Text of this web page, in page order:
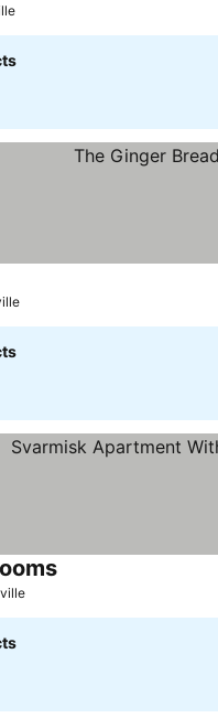
Consulter les prix